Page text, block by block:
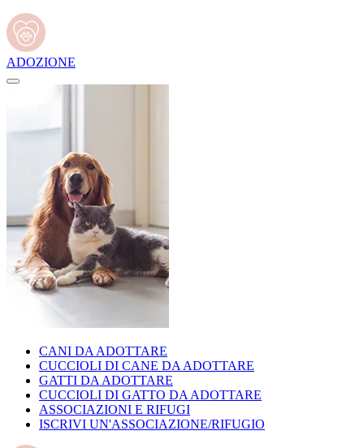
ADOZIONE
CANI DA ADOTTARE
CUCCIOLI DI CANE DA ADOTTARE
GATTI DA ADOTTARE
CUCCIOLI DI GATTO DA ADOTTARE
ASSOCIAZIONI E RIFUGI
ISCRIVI UN'ASSOCIAZIONE/RIFUGIO